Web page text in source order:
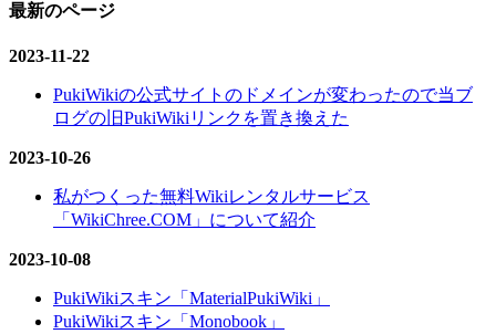
最新のページ
2023-11-22
PukiWikiの公式サイトのドメインが変わったので当ブ
ログの旧PukiWikiリンクを置き換えた
2023-10-26
私がつくった無料Wikiレンタルサービス
「WikiChree.COM」について紹介
2023-10-08
PukiWikiスキン「MaterialPukiWiki」
PukiWikiスキン「Monobook」